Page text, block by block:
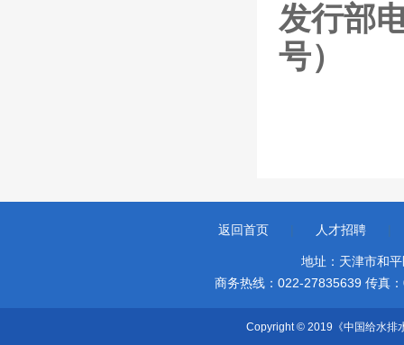
发行部
号）
返回首页 | 人才招聘 |
地址：天津市和
商务热线：022-27835639 传真
Copyright © 2019《中国给水排